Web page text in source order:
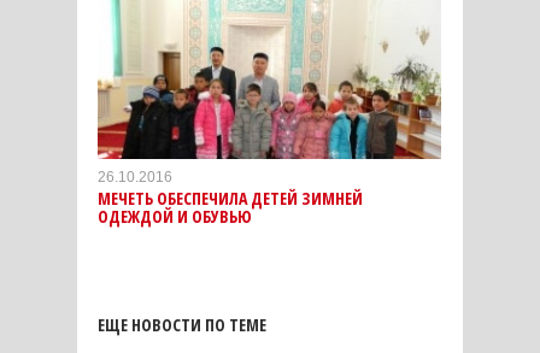
26.10.2016
МЕЧЕТЬ ОБЕСПЕЧИЛА ДЕТЕЙ ЗИМНЕЙ
ОДЕЖДОЙ И ОБУВЬЮ
ЕЩЕ НОВОСТИ ПО ТЕМЕ